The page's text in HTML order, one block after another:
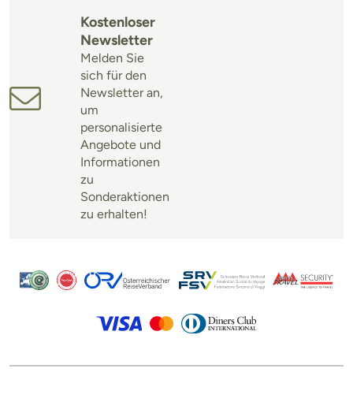
Kostenloser
Newsletter
Melden Sie
sich für den
Newsletter an,
um
personalisierte
Angebote und
Informationen
zu
Sonderaktionen
zu erhalten!